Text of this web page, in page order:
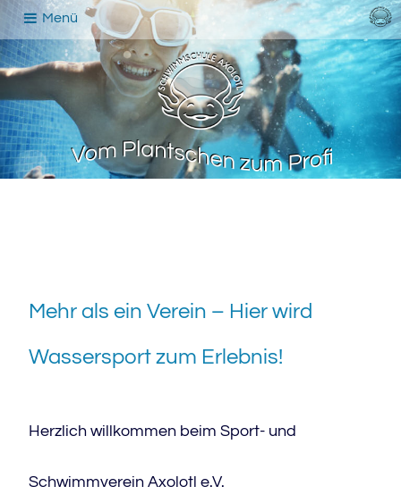
Menü
Mehr als ein Verein – Hier wird
Wassersport zum Erlebnis!
Herzlich willkommen beim Sport- und
Schwimmverein Axolotl e.V.